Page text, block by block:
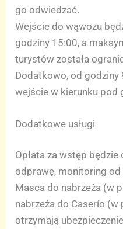
go odwiedzać.
Wejście do wąwozu
godziny 15:00, a
turystów została
Dodatkowo, od godziny
wejście w kierunku pod
Dodatkowe usługi
Opłata za wstęp
odprawę, monitoring
Masca do nabrzeża (w
nabrzeża do Caserío
otrzymają